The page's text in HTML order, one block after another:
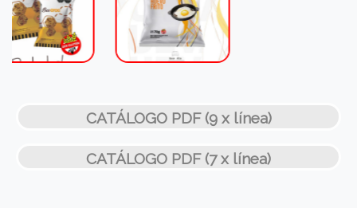
CATÁLOGO PDF (9 x línea)
CATÁLOGO PDF (7 x línea)